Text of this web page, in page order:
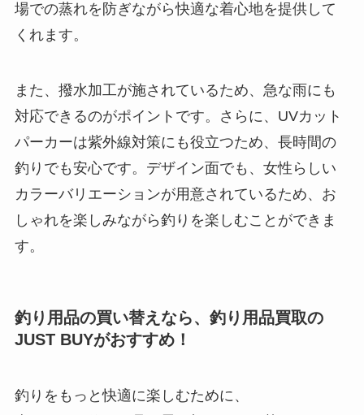
場での蒸れを防ぎながら快適な着心地を提供して
くれます。
また、撥水加工が施されているため、急な雨にも
対応できるのがポイントです。さらに、UVカット
パーカーは紫外線対策にも役立つため、長時間の
釣りでも安心です。デザイン面でも、女性らしい
カラーバリエーションが用意されているため、お
しゃれを楽しみながら釣りを楽しむことができま
す。
釣り用品の買い替えなら、釣り用品買取の
JUST BUYがおすすめ！
釣りをもっと快適に楽しむために、